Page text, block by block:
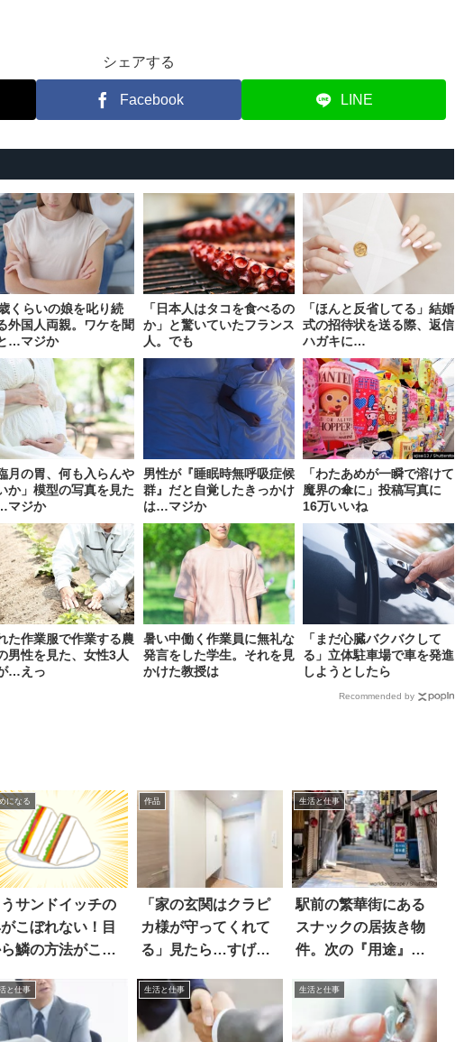
シェアする
Facebook LINE
くらいの娘を叱り続
外国人両親。ワケを聞
…マジか
「日本人はタコを食べるの
か」と驚いていたフランス
人。でも
「ほんと反省してる」結婚
式の招待状を送る際、返信
ハガキに…
月の胃、何も入らんや
か」模型の写真を見た
マジか
男性が『睡眠時無呼吸症候
群』だと自覚したきっかけ
は…マジか
「わたあめが一瞬で溶けて
魔界の傘に」投稿写真に
16万いいね
た作業服で作業する農
男性を見た、女性3人
…えっ
暑い中働く作業員に無礼な
発言をした学生。それを見
かけた教授は
「まだ心臓バクバクして
る」立体駐車場で車を発進
しようとしたら
Recommended by
になる
うサンドイッチの
こぼれない！目
鱗の方法がこち
作品
「家の玄関はクラピ
カ様が守ってくれて
る」見たら…すげ
生活と仕事
駅前の繁華街にある
スナックの居抜き物
件。次の『用途』に
と仕事 生活と仕事 生活と仕事